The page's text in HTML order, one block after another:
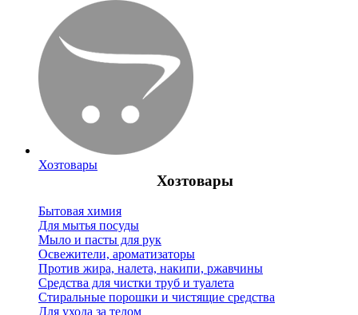
Хозтовары
Хозтовары
Бытовая химия
Для мытья посуды
Мыло и пасты для рук
Освежители, ароматизаторы
Против жира, налета, накипи, ржавчины
Средства для чистки труб и туалета
Стиральные порошки и чистящие средства
Для ухода за телом